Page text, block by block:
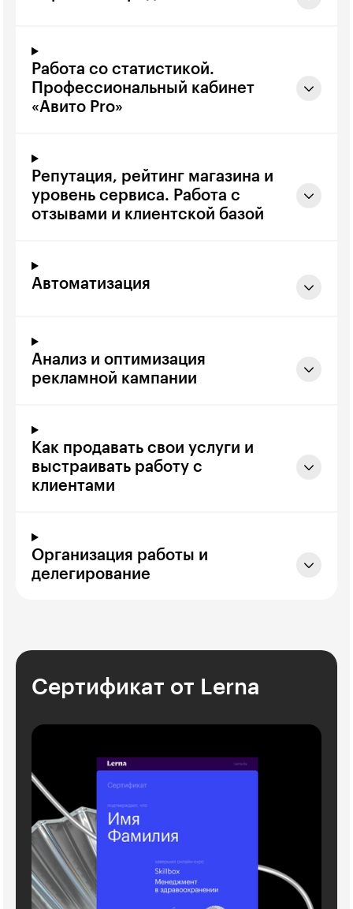
Работа со статистикой.
Профессиональный кабинет
«Авито Pro»
Репутация, рейтинг магазина и
уровень сервиса. Работа с
отзывами и клиентской базой
Автоматизация
Анализ и оптимизация
рекламной кампании
Как продавать свои услуги и
выстраивать работу с
клиентами
Организация работы и
делегирование
Сертификат от Lerna